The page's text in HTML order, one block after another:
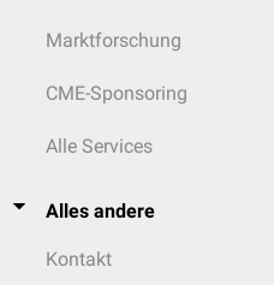
Marktforschung
CME-Sponsoring
Alle Services
Alles andere
Kontakt